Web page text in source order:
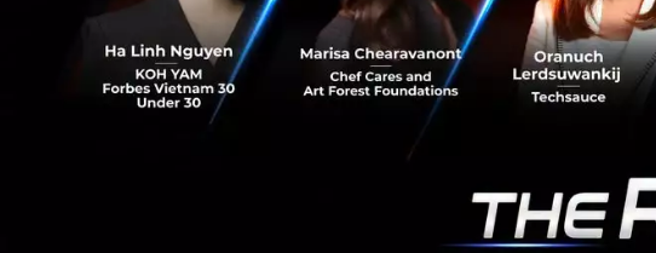
ที่ต้องไปกู้นอกระบบและดอกเบี้
ธุรกรรมได้อย่างไม่สะดุด
คุณภาวุธ พงษ์วิทยภานุ ยกตัวอย่
ต้นสิ่งที่ต้องการก็คือแหล่งเงิน
การเดิม ๆ ใช้เวลานานและยุ่ง
ด้วยการกดเพียงไม่กี่ครั้งและร